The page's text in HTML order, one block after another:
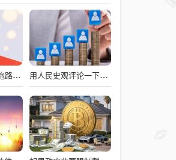
20倍杠杆诱惑！跑路的深商中汇及其背后的场外期权“灰产” 用人民史观评论一下澎湖海战